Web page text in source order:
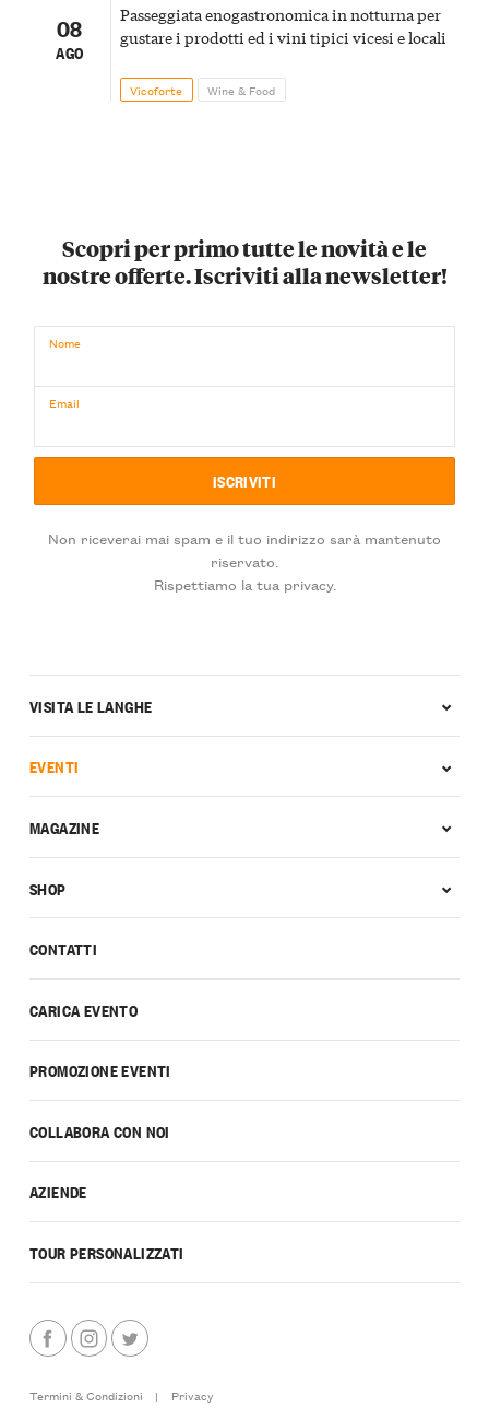
08
AGO
Passeggiata enogastronomica in notturna per
gustare i prodotti ed i vini tipici vicesi e locali
Vicoforte Wine & Food
Scopri per primo tutte le novità e le
nostre offerte. Iscriviti alla newsletter!
Nome
Email
Non riceverai mai spam e il tuo indirizzo sarà mantenuto
riservato.
Rispettiamo la tua privacy.
CONTATTI
CARICA EVENTO
PROMOZIONE EVENTI
COLLABORA CON NOI
AZIENDE
TOUR PERSONALIZZATI
VISITA LE LANGHE
EVENTI
MAGAZINE
SHOP
Termini & Condizioni |
Privacy